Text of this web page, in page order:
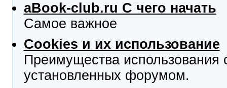
aBook-club.ru C чего начать
Самое важное
Cookies и их использование
Преимущества
установленных форумом.